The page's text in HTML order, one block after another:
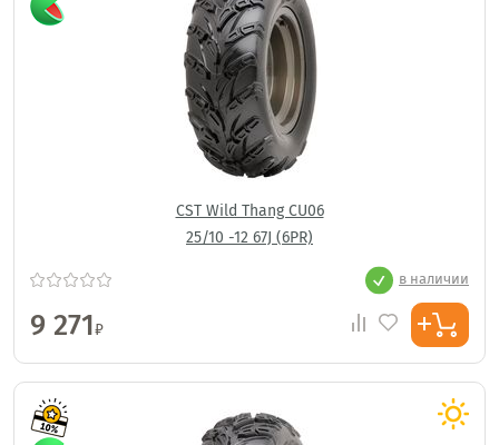
CST Wild Thang CU06
25/10 -12 67J (6PR)
в наличии
9 271₽